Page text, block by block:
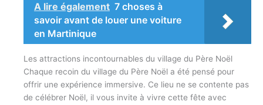
A lire également 7 choses à
savoir avant de louer une voiture
en Martinique
Les attractions incontournables du village du Père Noël
Chaque recoin du village du Père Noël a été pensé pour
offrir une expérience immersive. Ce lieu ne se contente pas
de célébrer Noël, il vous invite à vivre cette fête avec